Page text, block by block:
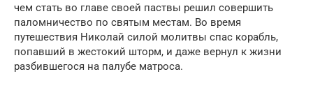
чем стать во главе своей паствы решил совершить
паломничество по святым местам. Во время
путешествия Николай силой молитвы спас корабль,
попавший в жестокий шторм, и даже вернул к жизни
разбившегося на палубе матроса.